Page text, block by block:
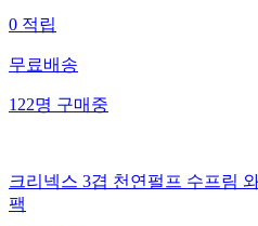
0적립
무료배송
122명구매중
크리넥스 3겹 천연펄프 수프림
팩